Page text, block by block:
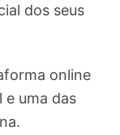
dos seus
online
e uma das